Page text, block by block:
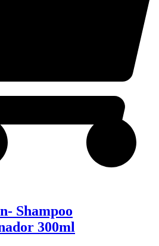
Shampoo
300ml